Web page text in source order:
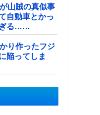
山賊の真似事
自動車とかっ
ぎる……
り作ったフジ
陥ってしま